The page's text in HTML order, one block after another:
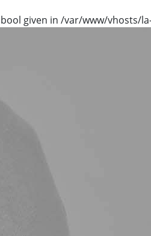
ESSENTIELLES
Style
given in /var/www/vhosts/